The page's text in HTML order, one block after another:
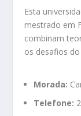
Esta
mestrado em
combinam
os desafios
Morada:
Telefone: